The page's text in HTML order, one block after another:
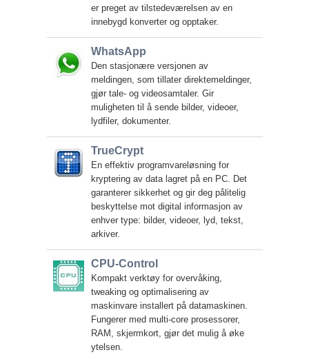
er preget av tilstedeværelsen av en
innebygd konverter og opptaker.
WhatsApp
Den stasjonære versjonen av
meldingen, som tillater direktemeldinger,
gjør tale- og videosamtaler. Gir
muligheten til å sende bilder, videoer,
lydfiler, dokumenter.
TrueCrypt
En effektiv programvareløsning for
kryptering av data lagret på en PC. Det
garanterer sikkerhet og gir deg pålitelig
beskyttelse mot digital informasjon av
enhver type: bilder, videoer, lyd, tekst,
arkiver.
CPU-Control
Kompakt verktøy for overvåking,
tweaking og optimalisering av
maskinvare installert på datamaskinen.
Fungerer med multi-core prosessorer,
RAM, skjermkort, gjør det mulig å øke
ytelsen.